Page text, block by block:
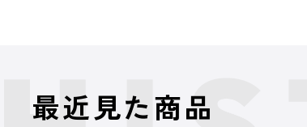
最近見た商品